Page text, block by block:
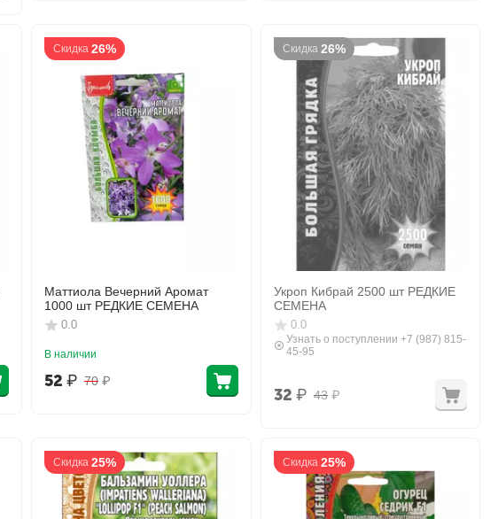
Скидка 26%
Маттиола Вечерний Аромат
1000 шт РЕДКИЕ СЕМЕНА
0.0
В наличии
70 ₽
52 ₽
Скидка 26%
Укроп Кибрай 2500 шт РЕДКИЕ
СЕМЕНА
0.0
Узнать о поступлении +7 (987) 815-
45-95
43 ₽
32 ₽
Скидка 25% Скидка 25%